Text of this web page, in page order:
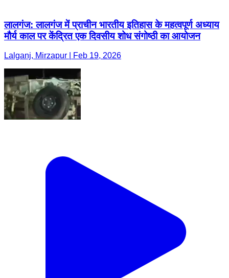
लालगंज: लालगंज में प्राचीन भारतीय इतिहास के महत्वपूर्ण अध्याय
मौर्य काल पर केंद्रित एक दिवसीय शोध संगोष्ठी का आयोजन
Lalganj, Mirzapur | Feb 19, 2026